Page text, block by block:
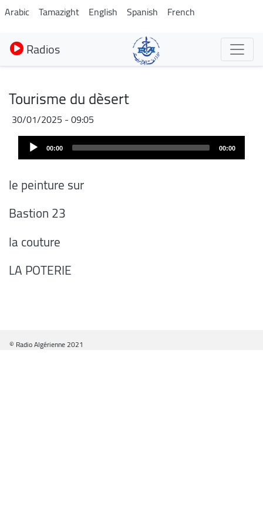
Aller
au
contenu
principal
Arabic Tamazight English Spanish French
Radios
Tourisme du dèsert
30/01/2025 - 09:05
Audio
Player 00:00 00:00
le peinture sur
Bastion 23
la couture
LA POTERIE
© Radio Algérienne 2021